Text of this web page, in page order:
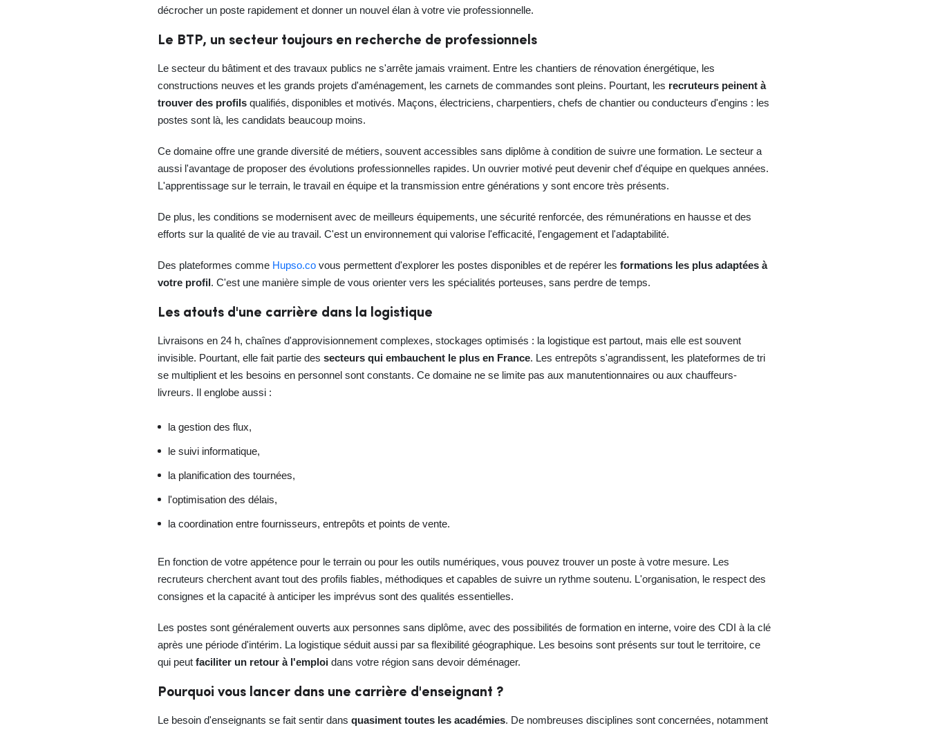
décrocher un poste rapidement et donner un nouvel élan à votre vie professionnelle.
Le BTP, un secteur toujours en recherche de professionnels
Le secteur du bâtiment et des travaux publics ne s'arrête jamais vraiment. Entre les chantiers de rénovation énergétique, les
constructions neuves et les grands projets d'aménagement, les carnets de commandes sont pleins. Pourtant, les recruteurs peinent à
trouver des profils qualifiés, disponibles et motivés. Maçons, électriciens, charpentiers, chefs de chantier ou conducteurs d'engins : les
postes sont là, les candidats beaucoup moins.
Ce domaine offre une grande diversité de métiers, souvent accessibles sans diplôme à condition de suivre une formation. Le secteur a
aussi l'avantage de proposer des évolutions professionnelles rapides. Un ouvrier motivé peut devenir chef d'équipe en quelques années.
L'apprentissage sur le terrain, le travail en équipe et la transmission entre générations y sont encore très présents.
De plus, les conditions se modernisent avec de meilleurs équipements, une sécurité renforcée, des rémunérations en hausse et des
efforts sur la qualité de vie au travail. C'est un environnement qui valorise l'efficacité, l'engagement et l'adaptabilité.
Des plateformes comme Hupso.co vous permettent d'explorer les postes disponibles et de repérer les formations les plus adaptées à
votre profil. C'est une manière simple de vous orienter vers les spécialités porteuses, sans perdre de temps.
Les atouts d'une carrière dans la logistique
Livraisons en 24 h, chaînes d'approvisionnement complexes, stockages optimisés : la logistique est partout, mais elle est souvent
invisible. Pourtant, elle fait partie des secteurs qui embauchent le plus en France. Les entrepôts s'agrandissent, les plateformes de tri
se multiplient et les besoins en personnel sont constants. Ce domaine ne se limite pas aux manutentionnaires ou aux chauffeurs-
livreurs. Il englobe aussi :
la gestion des flux,
le suivi informatique,
la planification des tournées,
l'optimisation des délais,
la coordination entre fournisseurs, entrepôts et points de vente.
En fonction de votre appétence pour le terrain ou pour les outils numériques, vous pouvez trouver un poste à votre mesure. Les
recruteurs cherchent avant tout des profils fiables, méthodiques et capables de suivre un rythme soutenu. L'organisation, le respect des
consignes et la capacité à anticiper les imprévus sont des qualités essentielles.
Les postes sont généralement ouverts aux personnes sans diplôme, avec des possibilités de formation en interne, voire des CDI à la clé
après une période d'intérim. La logistique séduit aussi par sa flexibilité géographique. Les besoins sont présents sur tout le territoire, ce
qui peut faciliter un retour à l'emploi dans votre région sans devoir déménager.
Pourquoi vous lancer dans une carrière d'enseignant ?
Le besoin d'enseignants se fait sentir dans quasiment toutes les académies. De nombreuses disciplines sont concernées, notamment